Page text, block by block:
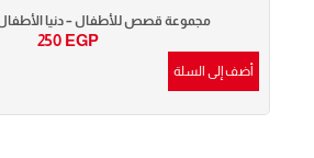
مجموعة قصص للأطفال – دنيا الأطفال
250 EGP
أضف إلى السلة